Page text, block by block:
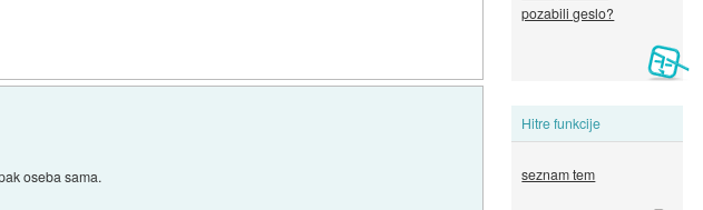
pozabili geslo?
Hitre funkcije
seznam tem
oseba sama.